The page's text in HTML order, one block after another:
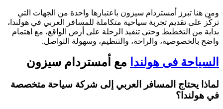
ومن هنا تبرز أمستردام سيزون باعتبارها واحدة من الجهات التي
تركّز على تقديم تجربة سياحية متكاملة للمسافر العربي في هولندا،
بداية من التخطيط وحتى تنفيذ الرحلة على أرض الواقع، مع اهتمام
واضح بالخصوصية، والراحة، والتنظيم، وسهولة التواصل.
السياحة فى هولندا مع أمستردام سيزون
لماذا يحتاج المسافر العربي إلى شركة سياحة متخصصة
في هولندا؟